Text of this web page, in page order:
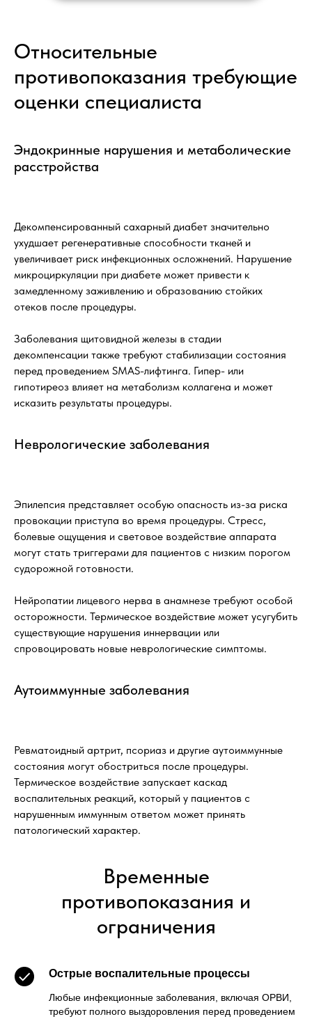
Относительные
противопоказания требующие
оценки специалиста
Эндокринные нарушения и метаболические
расстройства
Декомпенсированный сахарный диабет значительно
ухудшает регенеративные способности тканей и
увеличивает риск инфекционных осложнений. Нарушение
микроциркуляции при диабете может привести к
замедленному заживлению и образованию стойких
отеков после процедуры.
Заболевания щитовидной железы в стадии
декомпенсации также требуют стабилизации состояния
перед проведением SMAS-лифтинга. Гипер- или
гипотиреоз влияет на метаболизм коллагена и может
исказить результаты процедуры.
Неврологические заболевания
Эпилепсия представляет особую опасность из-за риска
провокации приступа во время процедуры. Стресс,
болевые ощущения и световое воздействие аппарата
могут стать триггерами для пациентов с низким порогом
судорожной готовности.
Нейропатии лицевого нерва в анамнезе требуют особой
осторожности. Термическое воздействие может усугубить
существующие нарушения иннервации или
спровоцировать новые неврологические симптомы.
Аутоиммунные заболевания
Ревматоидный артрит, псориаз и другие аутоиммунные
состояния могут обостриться после процедуры.
Термическое воздействие запускает каскад
воспалительных реакций, который у пациентов с
нарушенным иммунным ответом может принять
патологический характер.
Временные
противопоказания и
ограничения
Острые воспалительные процессы
Любые инфекционные заболевания, включая ОРВИ,
требуют полного выздоровления перед проведением